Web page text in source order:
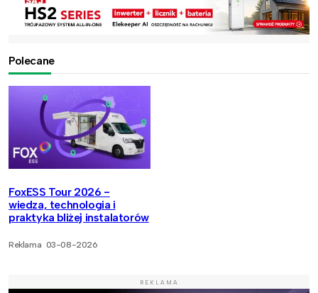
Polecane
FoxESS Tour 2026 -
wiedza, technologia i
praktyka bliżej instalatorów
Reklama 03-08-2026
REKLAMA